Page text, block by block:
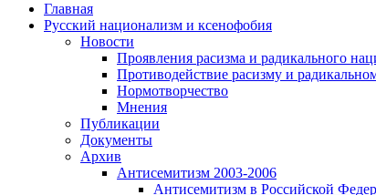
Главная
Русский национализм и ксенофобия
Новости
Проявления расизма и радикального
Противодействие расизму и
Нормотворчество
Мнения
Публикации
Документы
Архив
Антисемитизм 2003-2006
Антисемитизм в Российской